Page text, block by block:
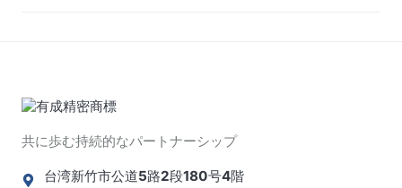
共に歩む持続的なパートナーシップ
台湾新竹市公道5路2段180号4階